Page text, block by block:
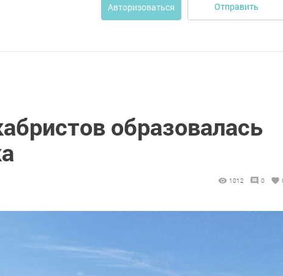
Авторизоваться Отправить
образовалась
1012 0